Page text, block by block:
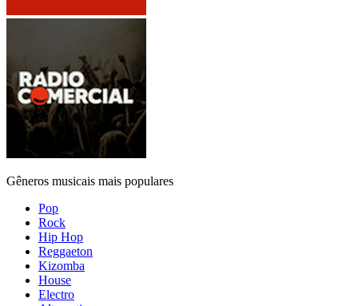
Gêneros musicais mais populares
Pop
Rock
Hip Hop
Reggaeton
Kizomba
House
Electro